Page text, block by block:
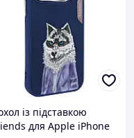
із підставкою
для Apple iPhone